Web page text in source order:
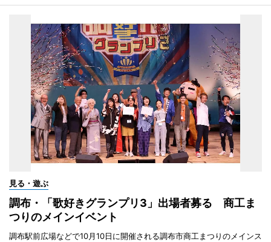
見る・遊ぶ
調布・「歌好きグランプリ3」出場者募る 商工ま
つりのメインイベント
調布駅前広場などで10月10日に開催される調布市商工まつりのメインス